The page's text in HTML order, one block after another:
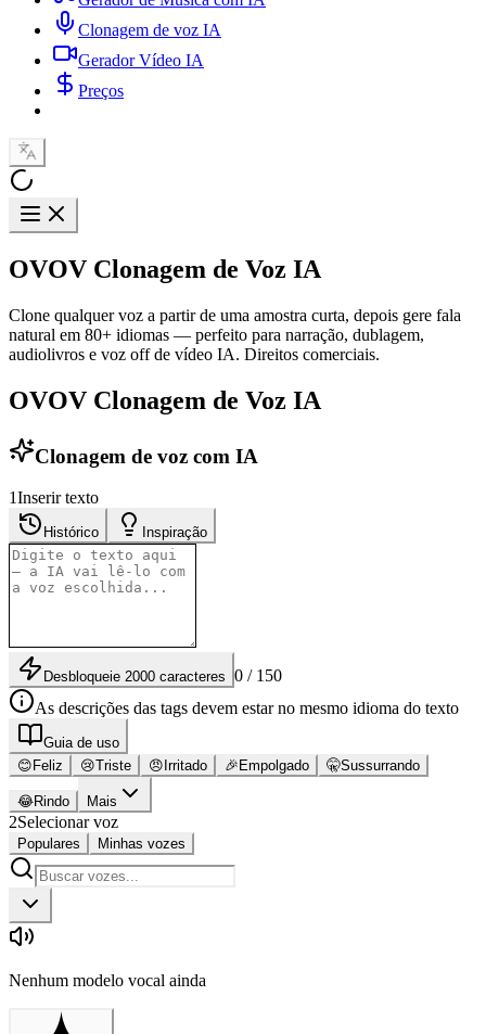
Clonagem de voz IA
Gerador Vídeo IA
Preços
OVOV Clonagem de Voz IA
Clone qualquer voz a partir de uma amostra curta, depois gere fala
natural em 80+ idiomas — perfeito para narração, dublagem,
audiolivros e voz off de vídeo IA. Direitos comerciais.
OVOV Clonagem de Voz IA
Clonagem de voz com IA
1Inserir texto
Histórico Inspiração
Desbloqueie 2000 caracteres 0 / 150
As descrições das tags devem estar no mesmo idioma do texto
Guia de uso
😊 Feliz 😢Triste 😠 Irritado 🎉 Empolgado 🤫Sussurrando
😂Rindo Mais
2Selecionar voz
Populares Minhas vozes
Nenhum modelo vocal ainda